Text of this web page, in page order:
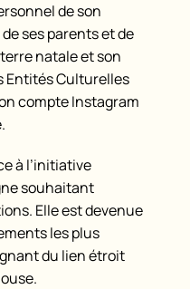
de son
ses parents et de
natale et son
Entités Culturelles
compte Instagram
à l’initiative
souhaitant
Elle est devenue
les plus
du lien étroit